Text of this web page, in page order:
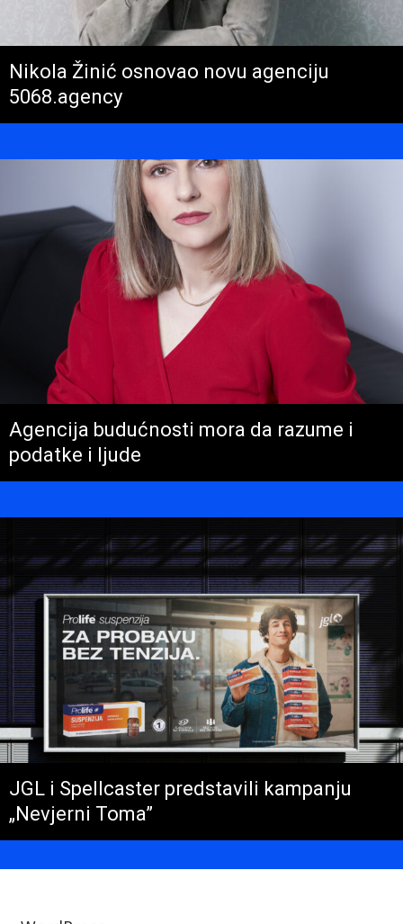
Nikola Žinić osnovao novu agenciju
5068.agency
Agencija budućnosti mora da razume i
podatke i ljude
JGL i Spellcaster predstavili kampanju
„Nevjerni Toma”